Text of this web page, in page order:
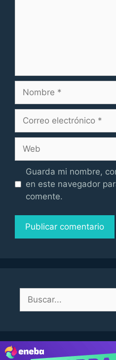
electrónico
Guarda mi nombre,
en este navegador
comente.
Buscar: